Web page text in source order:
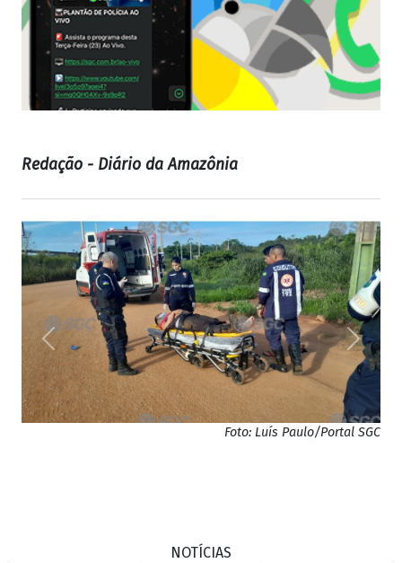
Redação - Diário da Amazônia
Foto: Luís Paulo/Portal SGC
Previous Next
NOTÍCIAS